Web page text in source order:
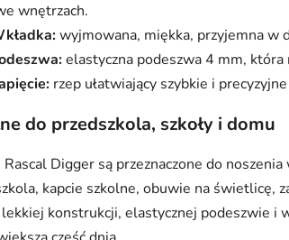
wnętrzach.
wyjmowana, miękka, przyjemna w
elastyczna podeszwa 4 mm, która
rzep ułatwiający szybkie i
do przedszkola, szkoły i domu
Rascal Digger są przeznaczone do
kapcie szkolne, obuwie na świetlicę,
konstrukcji, elastycznej podeszwie i